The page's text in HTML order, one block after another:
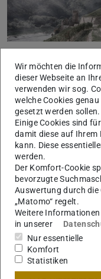
© Diana Schlez
© Diana Schlez
Wir möchten die
dieser Webseite an
verwenden wir sog.
welche Cookies
gesetzt werden sollen.
Einige Cookies sind
damit diese auf Ihrem
kann. Diese
werden.
Der Komfort-Cookie
bevorzugte
Auswertung durch
„Matomo“ regelt.
Weitere
in unserer
Nur essentielle
Komfort
Statistiken